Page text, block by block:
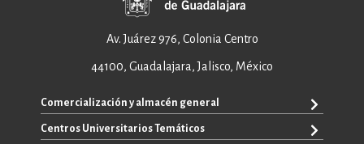
Av. Juárez 976, Colonia Centro
44100, Guadalajara, Jalisco, México
Comercialización y almacén general
ventas@editorial.udg.mx
Centros Universitarios Temáticos